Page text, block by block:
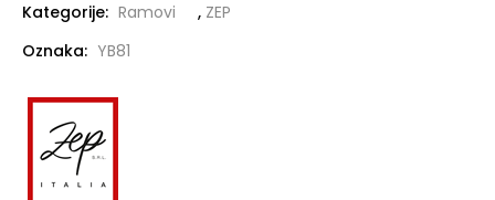
Kategorije: Ramovi , ZEP
Oznaka: YB81